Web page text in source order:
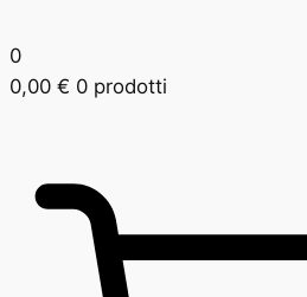
0
0,00 € 0 prodotti